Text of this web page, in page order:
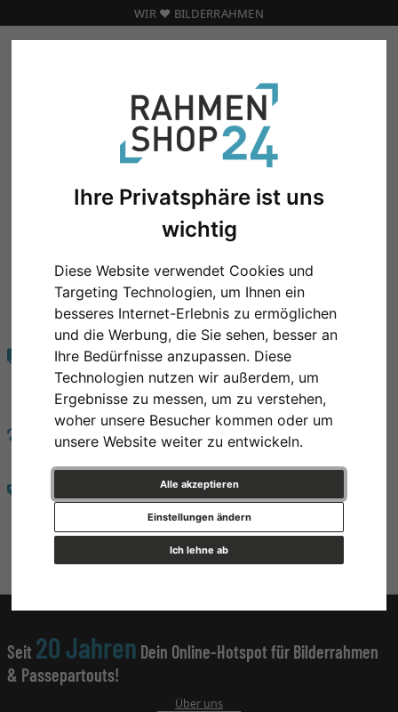
Ihre Privatsphäre ist uns
wichtig
Diese Website verwendet Cookies und
Targeting Technologien, um Ihnen ein
besseres Internet-Erlebnis zu ermöglichen
und die Werbung, die Sie sehen, besser an
Ihre Bedürfnisse anzupassen. Diese
Technologien nutzen wir außerdem, um
Ergebnisse zu messen, um zu verstehen,
woher unsere Besucher kommen oder um
unsere Website weiter zu entwickeln.
Alle akzeptieren
Ich lehne ab
Einstellungen ändern
WIR ❤️ BILDERRAHMEN
Mittermeier Passepartouts
PASSEPARTOUTS
KOMPETENZ
20 Jahre zufriedene Kunden
VERSAND
Immer 8,90 € Versand
egal wie viel oder groß!
100 Tage Rückgaberecht
Über 500.000 Artikel zur Auswahl
Seit 20 Jahren Dein Online-Hotspot für Bilderrahmen
& Passepartouts!
Über uns